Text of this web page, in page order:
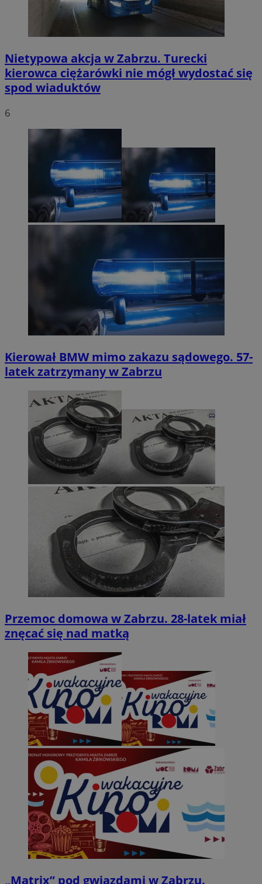
Nietypowa akcja w Zabrzu. Turecki
kierowca ciężarówki nie mógł wydostać się
spod wiaduktów
6
Kierował BMW mimo zakazu sądowego. 57-
latek zatrzymany w Zabrzu
Przemoc domowa w Zabrzu. 28-latek miał
znęcać się nad matką
„Matrix” pod gwiazdami w Zabrzu.